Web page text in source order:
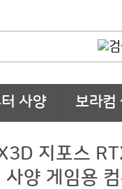
사양 보라컴
지포스
사양 게임용